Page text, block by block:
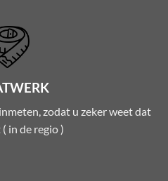
zodat u zeker weet dat
in de regio )